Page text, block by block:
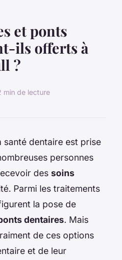
et ponts
ils offerts à
?
min de lecture
santé dentaire est prise
personnes
des soins
Parmi les traitements
la pose de
dentaires. Mais
de ces options
et de leur